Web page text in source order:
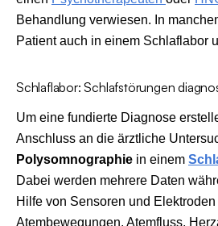
Behandlung verwiesen. In
Patient auch in einem Schlaflabor
Schlaflabor: Schlafstörungen
Um eine fundierte Diagnose
Anschluss an die ärztliche
Polysomnographie in einem
Dabei werden mehrere Daten
Hilfe von Sensoren und
Atembewegungen, Atemfluss,